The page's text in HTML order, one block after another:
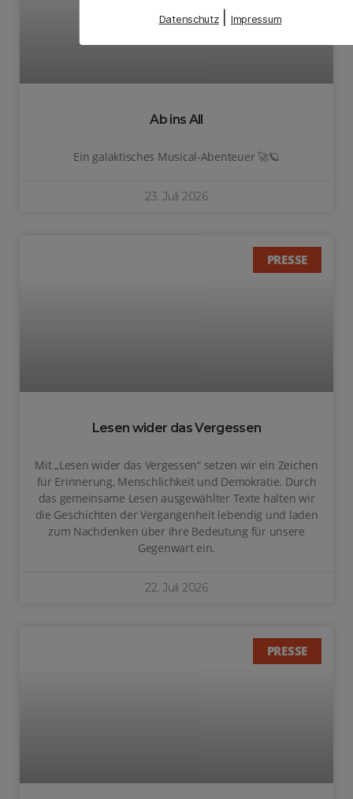
Ab ins All
Ein galaktisches Musical-Abenteuer 🚀🪐
23. Juli 2026
PRESSE
Lesen wider das Vergessen
Mit „Lesen wider das Vergessen“ setzen wir ein Zeichen
für Erinnerung, Menschlichkeit und Demokratie. Durch
das gemeinsame Lesen ausgewählter Texte halten wir
die Geschichten der Vergangenheit lebendig und laden
zum Nachdenken über ihre Bedeutung für unsere
Gegenwart ein.
22. Juli 2026
PRESSE
Datenschutz| Impressum